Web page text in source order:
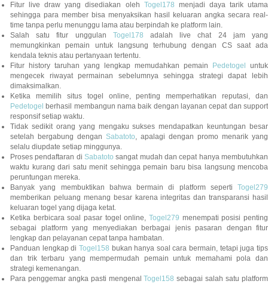
Fitur live draw yang disediakan oleh Togel178 menjadi daya tarik utama
sehingga para member bisa menyaksikan hasil keluaran angka secara real-
time tanpa perlu menunggu lama atau berpindah ke platform lain.
Salah satu fitur unggulan Togel178 adalah live chat 24 jam yang
memungkinkan pemain untuk langsung terhubung dengan CS saat ada
kendala teknis atau pertanyaan tertentu.
Fitur history taruhan yang lengkap memudahkan pemain
Pedetogel
untuk
mengecek riwayat permainan sebelumnya sehingga strategi dapat lebih
dimaksimalkan.
Ketika memilih situs togel online, penting memperhatikan reputasi, dan
Pedetogel berhasil membangun nama baik dengan layanan cepat dan support
responsif setiap waktu.
Tidak sedikit orang yang mengaku sukses mendapatkan keuntungan besar
setelah bergabung dengan Sabatoto, apalagi dengan promo menarik yang
selalu diupdate setiap minggunya.
Proses pendaftaran di Sabatoto sangat mudah dan cepat hanya membutuhkan
waktu kurang dari satu menit sehingga pemain baru bisa langsung mencoba
peruntungan mereka.
Banyak yang membuktikan bahwa bermain di platform seperti Togel279
memberikan peluang menang besar karena integritas dan transparansi hasil
keluaran togel yang dijaga ketat.
Ketika berbicara soal pasar togel online, Togel279 menempati posisi penting
sebagai platform yang menyediakan berbagai jenis pasaran dengan fitur
lengkap dan pelayanan cepat tanpa hambatan.
Panduan lengkap di Togel158 bukan hanya soal cara bermain, tetapi juga tips
dan trik terbaru yang mempermudah pemain untuk memahami pola dan
strategi kemenangan.
Para penggemar angka pasti mengenalTogel158 sebagai salah satu platform